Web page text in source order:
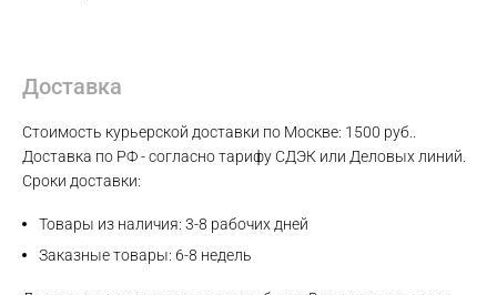
Доставка
Стоимость курьерской доставки по Москве: 1500 руб..
Доставка по РФ - согласно тарифу СДЭК или Деловых линий.
Сроки доставки:
Товары из наличия: 3-8 рабочих дней
Заказные товары: 6-8 недель